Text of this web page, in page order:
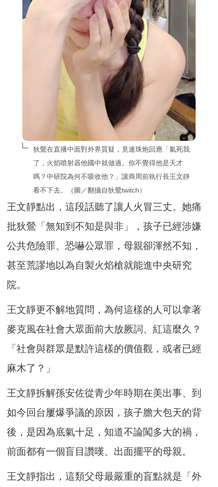
狄鶯在直播中面對外界質疑，竟連珠炮回應「氣死我
了，火焰噴射器他國中就做過。你不覺得他是天才
嗎？中研院為何不吸收他？」讓商周前執行長王文靜
看不下去。（圖／翻攝自狄鶯twitch）
王文靜點出，這段話聽了讓人火冒三丈。她痛
批狄鶯「無知到不知是與非」，孩子已經涉嫌
公共危險罪、恐嚇公眾罪，母親卻渾然不知，
甚至荒謬地以為自製火焰槍就能進中央研究
院。
王文靜更不解地質問，為何這樣的人可以拿著
麥克風在社會大眾面前大放厥詞、紅這麼久？
「社會與群眾是默許這樣的價值觀，或者已經
麻木了？」
王文靜拆解孫安佐從青少年時期在美出事、到
如今回台屢爆爭議的原因，孩子膽大包天的背
後，是因為底氣十足，知道不論闖多大的禍，
前面都有一個盲目讚嘆、出面擺平的母親。
王文靜指出，這類父母最嚴重的盲點就是「外